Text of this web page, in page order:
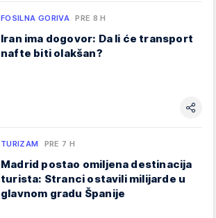
FOSILNA GORIVA PRE 8 H
Iran ima dogovor: Da li će transport
nafte biti olakšan?
TURIZAM PRE 7 H
Madrid postao omiljena destinacija
turista: Stranci ostavili milijarde u
glavnom gradu Španije